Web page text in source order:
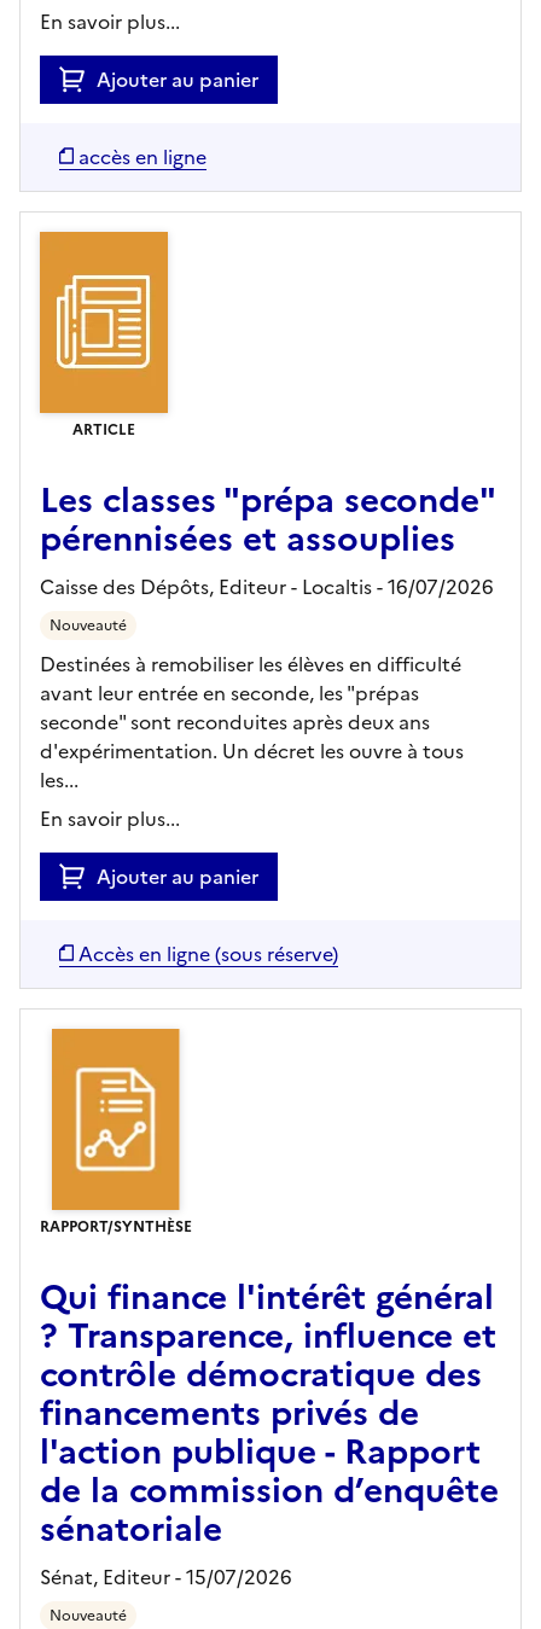
En savoir plus...
Ajouter au panier
accès en ligne
ARTICLE
Les classes "prépa seconde"
pérennisées et assouplies
Caisse des Dépôts, Editeur- Localtis- 16/07/2026
Nouveauté
Destinées à remobiliser les élèves en difficulté
avant leur entrée en seconde, les "prépas
seconde" sont reconduites après deux ans
d'expérimentation. Un décret les ouvre à tous
les...
En savoir plus...
Ajouter au panier
Accès en ligne (sous réserve)
RAPPORT/SYNTHÈSE
Qui finance l'intérêt général
? Transparence, influence et
contrôle démocratique des
financements privés de
l'action publique - Rapport
de la commission d’enquête
sénatoriale
Sénat, Editeur- 15/07/2026
Nouveauté